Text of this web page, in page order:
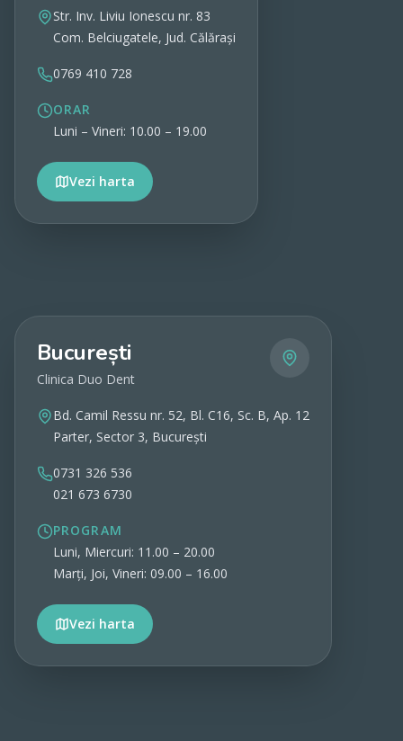
Str. Inv. Liviu Ionescu nr. 83
Com. Belciugatele, Jud. Călărași
0769 410 728
ORAR
Luni – Vineri: 10.00 – 19.00
Vezi harta
Vezi detalii
București
Clinica Duo Dent
Bd. Camil Ressu nr. 52, Bl. C16, Sc. B, Ap. 12
Parter, Sector 3, București
0731 326 536
021 673 6730
PROGRAM
Luni, Miercuri: 11.00 – 20.00
Marți, Joi, Vineri: 09.00 – 16.00
Vezi harta